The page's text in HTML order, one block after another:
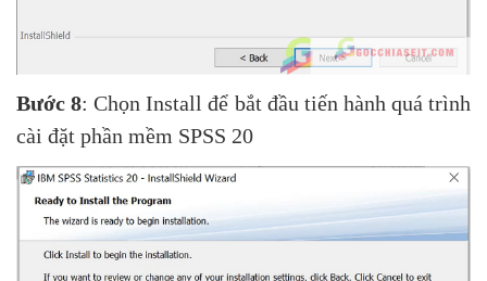
Bước 8: Chọn Install để bắt đầu tiến hành quá trình
cài đặt phần mềm SPSS 20